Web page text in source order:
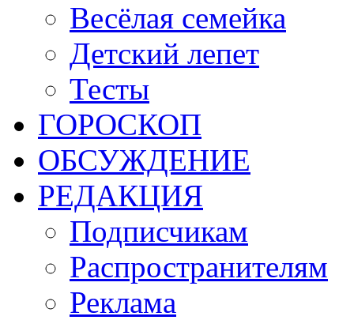
Весёлая семейка
Детский лепет
Тесты
ГОРОСКОП
ОБСУЖДЕНИЕ
РЕДАКЦИЯ
Подписчикам
Распространителям
Реклама